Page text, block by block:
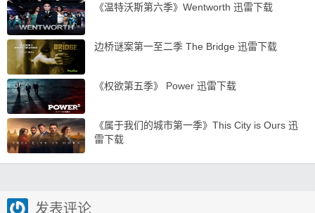
《温特沃斯第六季》Wentworth 迅雷下载
边桥谜案第一至二季 The Bridge 迅雷下载
《权欲第五季》 Power 迅雷下载
《属于我们的城市第一季》This City is Ours 迅
雷下载
发表评论